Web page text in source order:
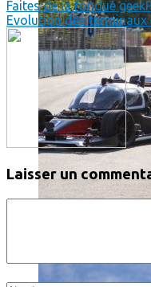
Boom, cet avion de
Faites de la fondue geek
Evolution des terminaux
Laisser un